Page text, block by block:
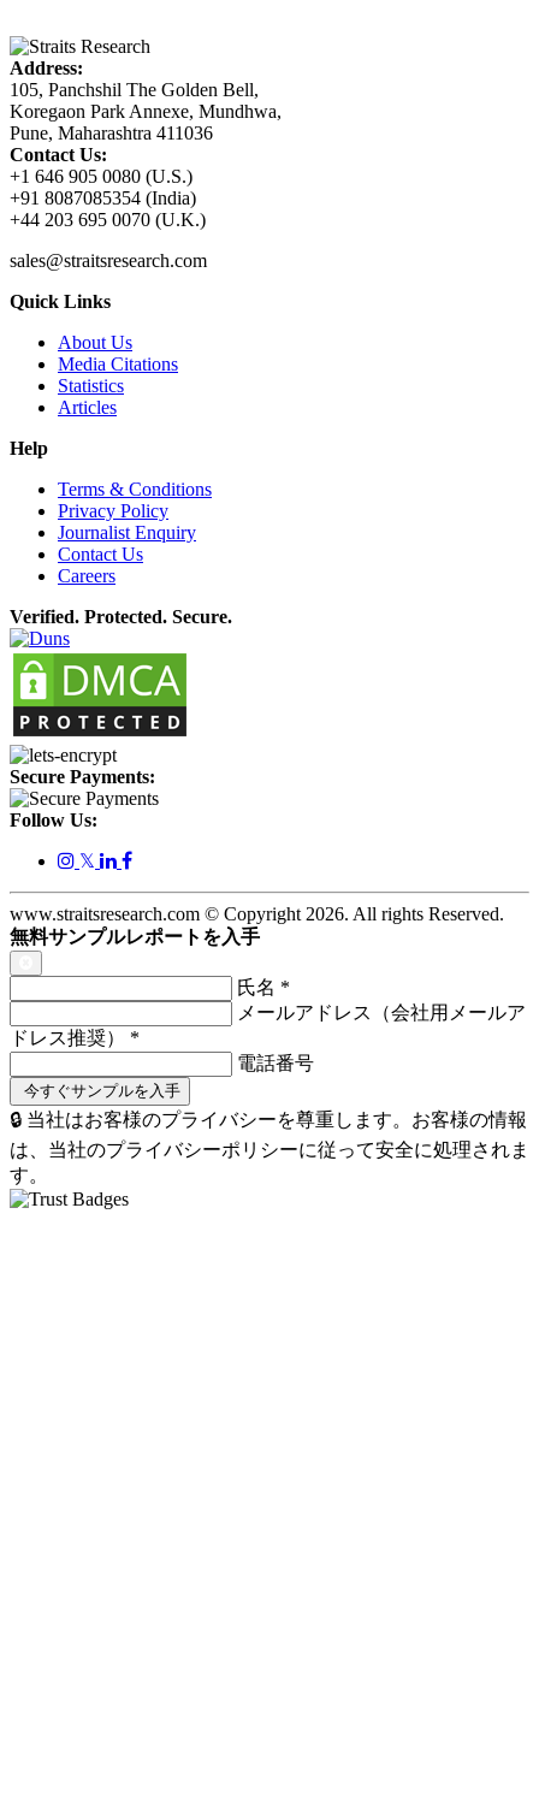
Address:
105, Panchshil The Golden Bell,
Koregaon Park Annexe, Mundhwa,
Pune, Maharashtra 411036
Contact Us:
+1 646 905 0080 (U.S.)
+91 8087085354 (India)
+44 203 695 0070 (U.K.)
sales@straitsresearch.com
Quick Links
About Us
Media Citations
Statistics
Articles
Help
Terms & Conditions
Privacy Policy
Journalist Enquiry
Contact Us
Careers
Verified. Protected. Secure.
Secure Payments:
Follow Us:
𝕏
www.straitsresearch.com © Copyright 2026. All rights Reserved.
無料サンプルレポートを入手
氏名 *
メールアドレス（会社用メールア
ドレス推奨） *
電話番号
🔒 当社はお客様のプライバシーを尊重します。お客様の情報
は、当社のプライバシーポリシーに従って安全に処理されま
す。